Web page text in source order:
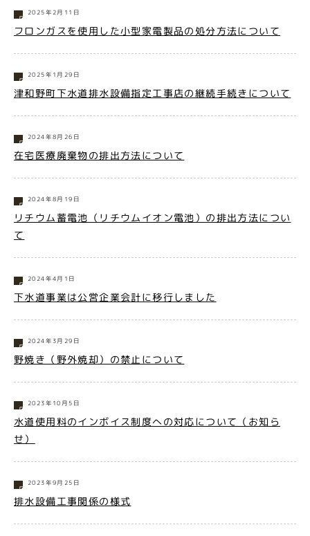
2025年2月11日
フロンガスを使用した小型家電製品の処分方法について
2025年1月29日
津和野町下水道排水設備指定工事店の継続手続きについて
2024年8月26日
在宅医療廃棄物の排出方法について
2024年8月19日
リチウム蓄電池（リチウムイオン電池）の排出方法につい
て
2024年4月1日
下水道事業は公営企業会計に移行しました
2024年3月29日
野焼き（野外焼却）の禁止について
2023年10月5日
水道使用料のインボイス制度への対応について（お知ら
せ）
2023年9月25日
排水設備工事関係の様式